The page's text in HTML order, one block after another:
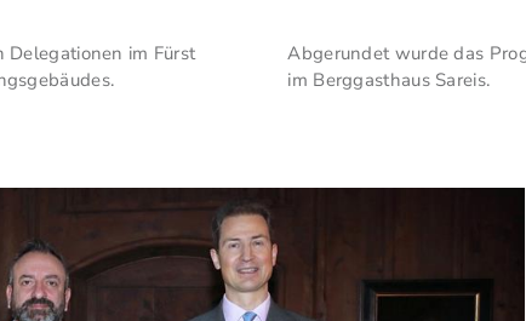
Delegationen im Fürst
Abgerundet wurde das
im Berggasthaus Sareis.